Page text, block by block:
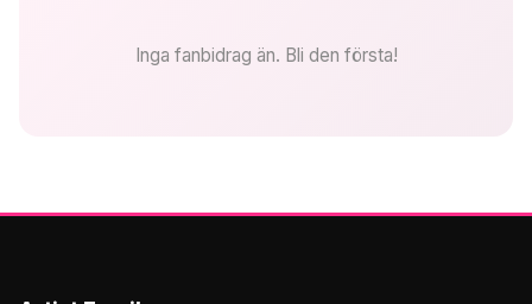
Inga fanbidrag än. Bli den första!